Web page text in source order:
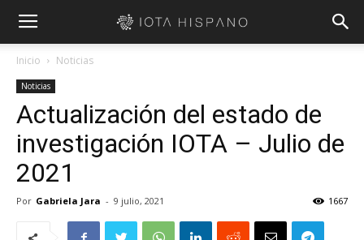
Inicio Noticias
Noticias
Actualización del estado de
investigación IOTA – Julio de
2021
Por Gabriela Jara - 9 julio, 2021 1667